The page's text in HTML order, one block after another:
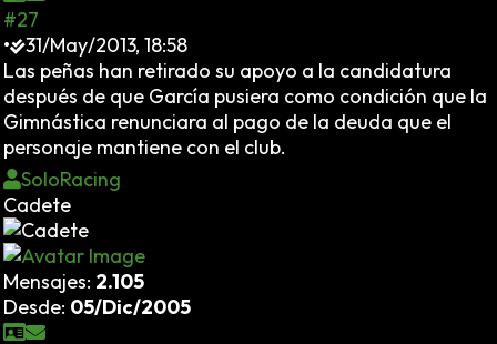
#27
•
31/May/2013, 18:58
Las peñas han retirado su apoyo a la candidatura
después de que García pusiera como condición que la
Gimnástica renunciara al pago de la deuda que el
personaje mantiene con el club.
SoloRacing
Cadete
Mensajes: 2.105
Desde: 05/Dic/2005